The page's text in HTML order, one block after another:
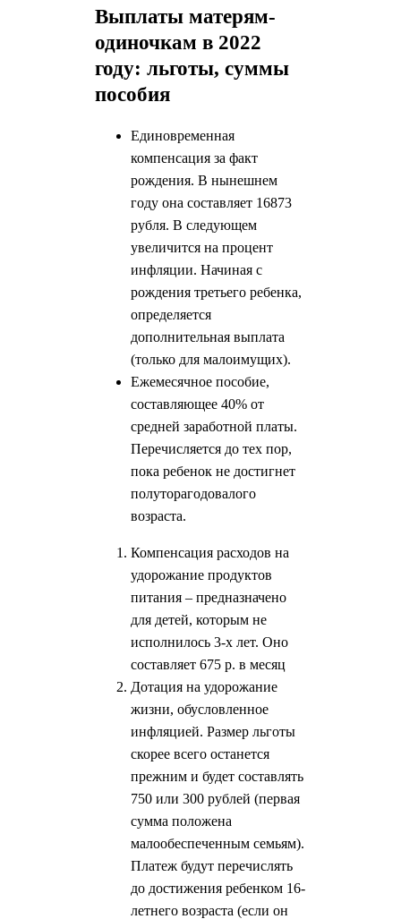
Выплаты матерям-
одиночкам в 2022
году: льготы, суммы
пособия
Единовременная
компенсация за факт
рождения. В нынешнем
году она составляет 16873
рубля. В следующем
увеличится на процент
инфляции. Начиная с
рождения третьего ребенка,
определяется
дополнительная выплата
(только для малоимущих).
Ежемесячное пособие,
составляющее 40% от
средней заработной платы.
Перечисляется до тех пор,
пока ребенок не достигнет
полуторагодовалого
возраста.
Компенсация расходов на
удорожание продуктов
питания – предназначено
для детей, которым не
исполнилось 3-х лет. Оно
составляет 675 р. в месяц
Дотация на удорожание
жизни, обусловленное
инфляцией. Размер льготы
скорее всего останется
прежним и будет составлять
750 или 300 рублей (первая
сумма положена
малообеспеченным семьям).
Платеж будут перечислять
до достижения ребенком 16-
летнего возраста (если он